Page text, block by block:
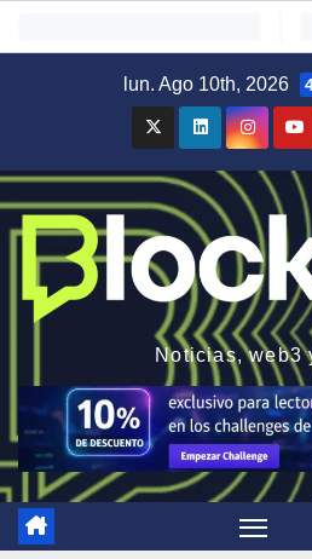
lun. Ago 10th, 2026
Noticias, web3